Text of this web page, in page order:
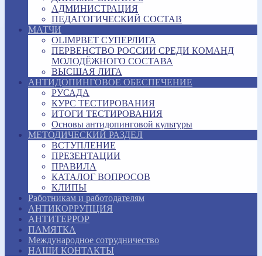
АДМИНИСТРАЦИЯ
ПЕДАГОГИЧЕСКИЙ СОСТАВ
МАТЧИ
OLIMPBET СУПЕРЛИГА
ПЕРВЕНСТВО РОССИИ СРЕДИ КОМАНД
МОЛОДЁЖНОГО СОСТАВА
ВЫСШАЯ ЛИГА
АНТИДОПИНГОВОЕ ОБЕСПЕЧЕНИЕ
РУСАДА
КУРС ТЕСТИРОВАНИЯ
ИТОГИ ТЕСТИРОВАНИЯ
Основы антидопинговой культуры
МЕТОДИЧЕСКИЙ РАЗДЕЛ
ВСТУПЛЕНИЕ
ПРЕЗЕНТАЦИИ
ПРАВИЛА
КАТАЛОГ ВОПРОСОВ
КЛИПЫ
Работникам и работодателям
АНТИКОРРУПЦИЯ
АНТИТЕРРОР
ПАМЯТКА
Международное сотрудничество
НАШИ КОНТАКТЫ